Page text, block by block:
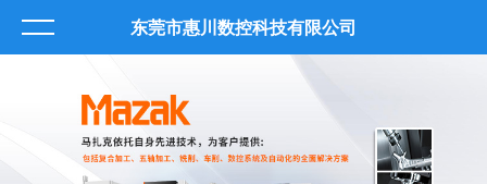
东莞市惠川数控科技有限公司